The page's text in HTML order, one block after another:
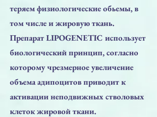
теряем физиологические обьемы, в
том числе и жировую ткань.
Препарат LIPOGENETIC использует
биологический принцип, согласно
которому чрезмерное увеличение
объема адипоцитов приводит к
активации неподвижных стволовых
клеток жировой ткани.